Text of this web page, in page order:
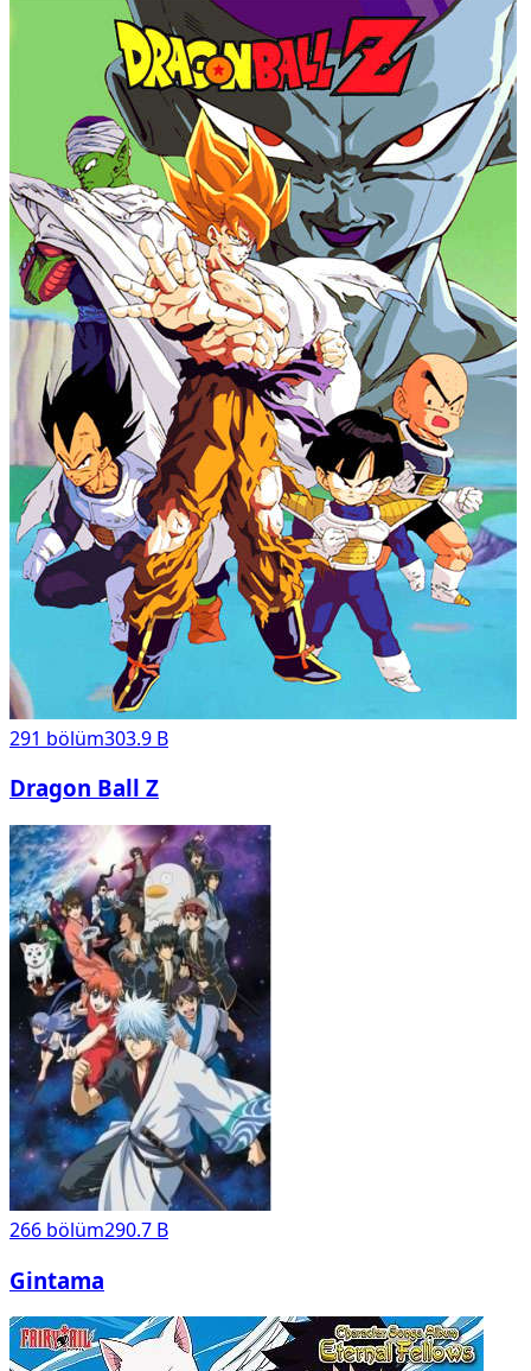
291 bölüm303.9 B
Dragon Ball Z
266 bölüm290.7 B
Gintama